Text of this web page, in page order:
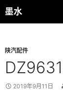
跳
至
墨水
搜
索
陕汽配件
2019年9月11日